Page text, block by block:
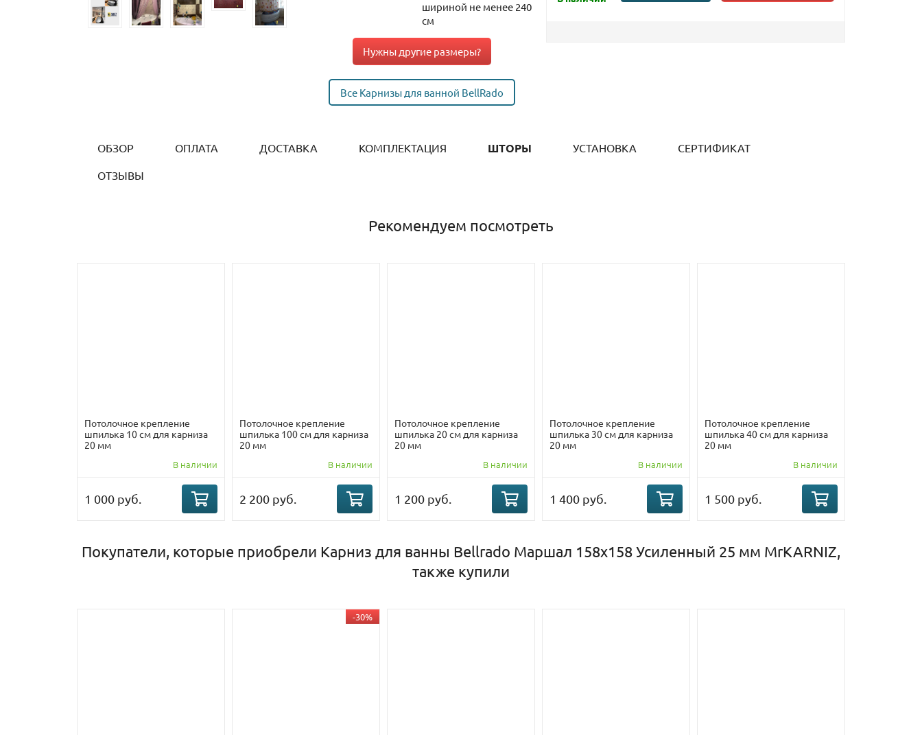
шириной не менее 240
см
Нужны другие размеры?
Все Карнизы для ванной BellRado
ОБЗОР ОПЛАТА ДОСТАВКА КОМПЛЕКТАЦИЯ ШТОРЫ УСТАНОВКА
СЕРТИФИКАТ
ОТЗЫВЫ
Рекомендуем посмотреть
Потолочное крепление
шпилька 10 см для карниза
20 мм
В наличии
1 000 руб.
Потолочное крепление
шпилька 100 см для карниза
20 мм
В наличии
2 200 руб.
Потолочное крепление
шпилька 20 см для карниза
20 мм
В наличии
1 200 руб.
Потолочное крепление
шпилька 30 см для карниза
20 мм
В наличии
1 400 руб.
Потолочное крепление
шпилька 40 см для карниза
20 мм
В наличии
1 500 руб.
Покупатели, которые приобрели Карниз для ванны Bellrado Маршал 158х158 Усиленный 25 мм MrKARNIZ,
также купили
-30%